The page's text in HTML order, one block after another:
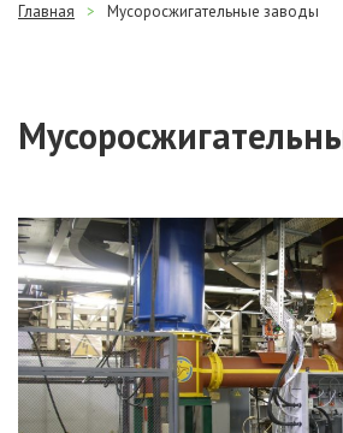
Главная > Мусоросжигательные заводы